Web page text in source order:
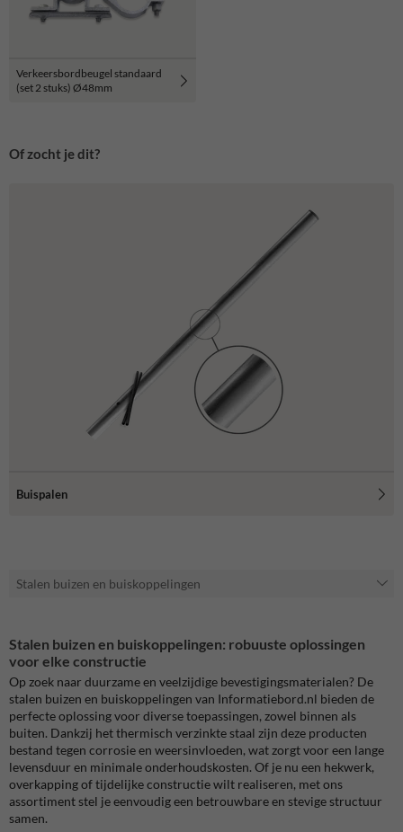
Verkeersbordbeugel standaard
(set 2 stuks) Ø48mm
Of zocht je dit?
Buispalen
Stalen buizen en buiskoppelingen
Stalen buizen en buiskoppelingen: robuuste oplossingen
voor elke constructie
Op zoek naar duurzame en veelzijdige bevestigingsmaterialen? De
stalen buizen en buiskoppelingen van Informatiebord.nl bieden de
perfecte oplossing voor diverse toepassingen, zowel binnen als
buiten. Dankzij het thermisch verzinkte staal zijn deze producten
bestand tegen corrosie en weersinvloeden, wat zorgt voor een lange
levensduur en minimale onderhoudskosten. Of je nu een hekwerk,
overkapping of tijdelijke constructie wilt realiseren, met ons
assortiment stel je eenvoudig een betrouwbare en stevige structuur
samen.